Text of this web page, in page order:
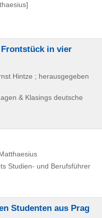
in vier
Hintze ; herausgegeben
& Klasings deutsche
Studien- und Berufsführer
Studenten aus Prag